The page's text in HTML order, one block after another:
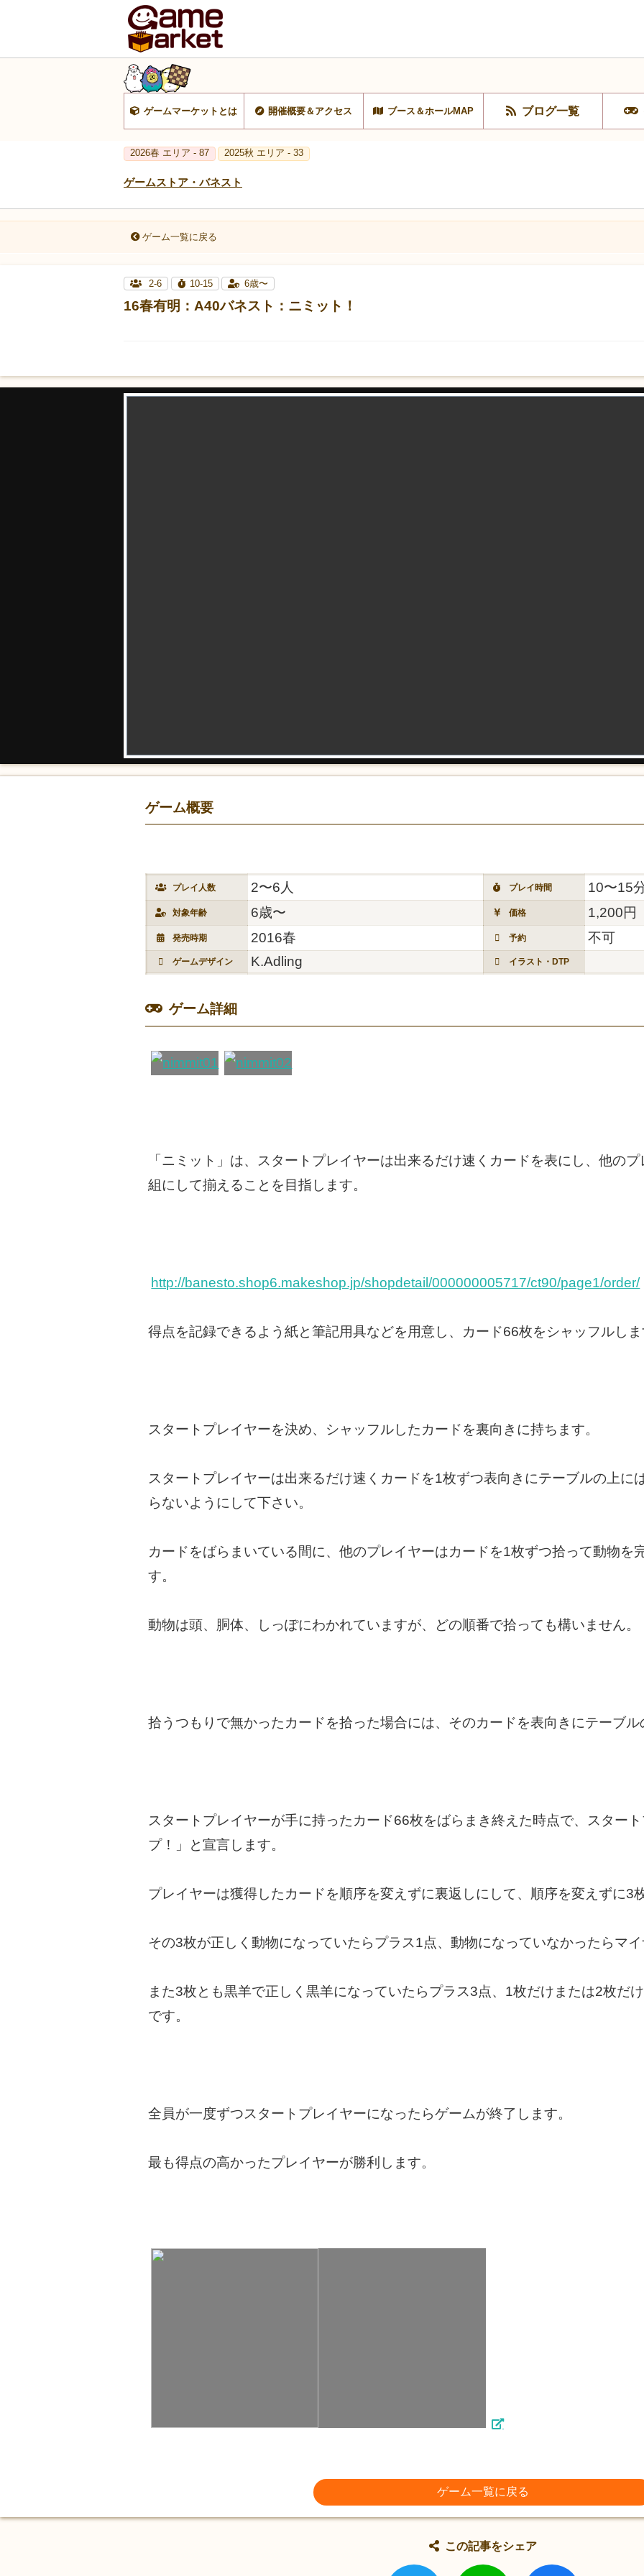
ゲームマーケットとは 開催概要＆アクセス ブース＆ホールMAP ブログ一覧
2026春 エリア - 87 2025秋 エリア - 33
ゲームストア・バネスト
ゲーム一覧に戻る
2-6 10-15 6歳〜
16春有明：A40バネスト：ニミット！
ゲーム概要
プレイ人数 2〜6人 プレイ時間 10〜15
対象年齢 6歳〜 価格 1,200円
発売時期 2016春 予約 不可
ゲームデザイン K.Adling イラスト・DTP
ゲーム詳細
「ニミット」は、スタートプレイヤーは出来るだけ速くカードを表にし、他の
組にして揃えることを目指します。
http://banesto.shop6.makeshop.jp/shopdetail/000000005717/ct90/page1/order/
得点を記録できるよう紙と筆記用具などを用意し、カード66枚をシャッフルし
スタートプレイヤーを決め、シャッフルしたカードを裏向きに持ちます。
スタートプレイヤーは出来るだけ速くカードを1枚ずつ表向きにテーブルの上に
らないようにして下さい。
カードをばらまいている間に、他のプレイヤーはカードを1枚ずつ拾って動物を
す。
動物は頭、胴体、しっぽにわかれていますが、どの順番で拾っても構いません。
拾うつもりで無かったカードを拾った場合には、そのカードを表向きにテーブ
スタートプレイヤーが手に持ったカード66枚をばらまき終えた時点で、スター
プ！」と宣言します。
プレイヤーは獲得したカードを順序を変えずに裏返しにして、順序を変えずに3
その3枚が正しく動物になっていたらプラス1点、動物になっていなかったらマ
また3枚とも黒羊で正しく黒羊になっていたらプラス3点、1枚だけまたは2枚だ
です。
全員が一度ずつスタートプレイヤーになったらゲームが終了します。
最も得点の高かったプレイヤーが勝利します。
ゲーム一覧に戻る
この記事をシェア